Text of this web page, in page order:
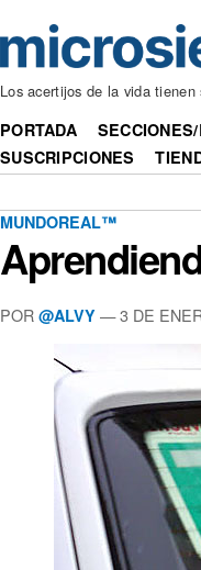
Los acertijos de la vida
PORTADA
SUSCRIPCIONES
MUNDOREAL™
POR @ALVY —3 DE